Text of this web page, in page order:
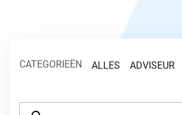
CATEGORIEËN ALLES ADVISEUR
ZOEK NAAR: